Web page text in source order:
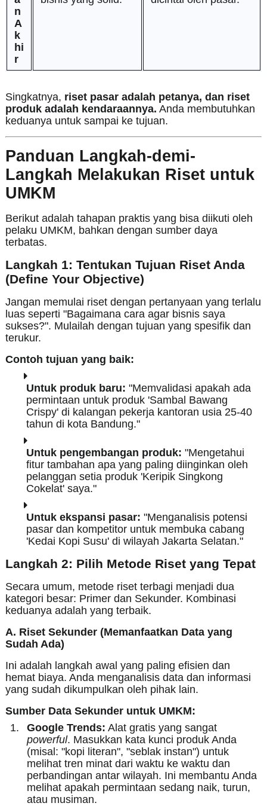
n
A
k
hi
r
Singkatnya, riset pasar adalah petanya, dan riset
produk adalah kendaraannya. Anda membutuhkan
keduanya untuk sampai ke tujuan.
Panduan Langkah-demi-
Langkah Melakukan Riset untuk
UMKM
Berikut adalah tahapan praktis yang bisa diikuti oleh
pelaku UMKM, bahkan dengan sumber daya
terbatas.
Langkah 1: Tentukan Tujuan Riset Anda
(Define Your Objective)
Jangan memulai riset dengan pertanyaan yang terlalu
luas seperti "Bagaimana cara agar bisnis saya
sukses?". Mulailah dengan tujuan yang spesifik dan
terukur.
Contoh tujuan yang baik:
Untuk produk baru: "Memvalidasi apakah ada
permintaan untuk produk 'Sambal Bawang
Crispy' di kalangan pekerja kantoran usia 25-40
tahun di kota Bandung."
Untuk pengembangan produk: "Mengetahui
fitur tambahan apa yang paling diinginkan oleh
pelanggan setia produk 'Keripik Singkong
Cokelat' saya."
Untuk ekspansi pasar: "Menganalisis potensi
pasar dan kompetitor untuk membuka cabang
'Kedai Kopi Susu' di wilayah Jakarta Selatan."
Langkah 2: Pilih Metode Riset yang Tepat
Secara umum, metode riset terbagi menjadi dua
kategori besar: Primer dan Sekunder. Kombinasi
keduanya adalah yang terbaik.
A. Riset Sekunder (Memanfaatkan Data yang
Sudah Ada)
Ini adalah langkah awal yang paling efisien dan
hemat biaya. Anda menganalisis data dan informasi
yang sudah dikumpulkan oleh pihak lain.
Sumber Data Sekunder untuk UMKM:
Google Trends: Alat gratis yang sangat
powerful. Masukkan kata kunci produk Anda
(misal: "kopi literan", "seblak instan") untuk
melihat tren minat dari waktu ke waktu dan
perbandingan antar wilayah. Ini membantu Anda
melihat apakah permintaan sedang naik, turun,
atau musiman.